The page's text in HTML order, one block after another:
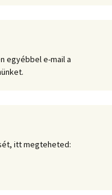
egyébbel e-mail a
itt megteheted: